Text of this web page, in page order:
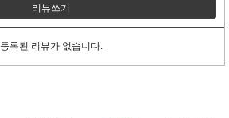
리뷰쓰기
등록된 리뷰가 없습니다.